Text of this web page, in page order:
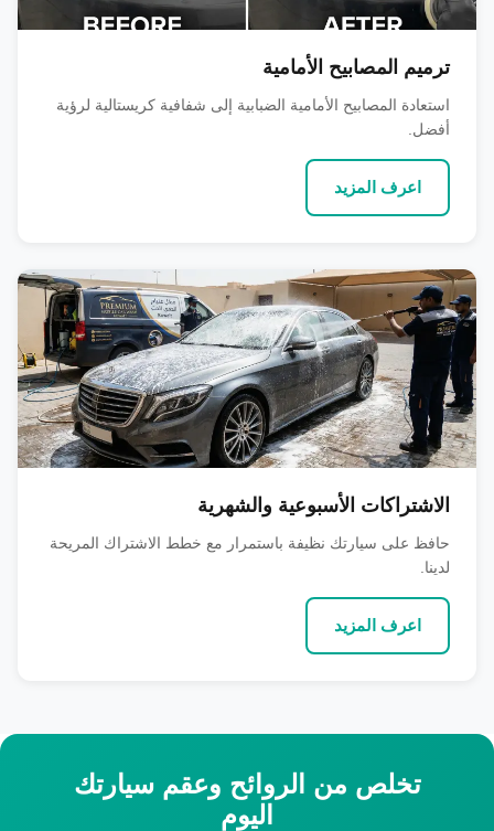
ترميم المصابيح الأمامية
استعادة المصابيح الأمامية الضبابية إلى شفافية كريستالية لرؤية
أفضل.
اعرف المزيد
الاشتراكات الأسبوعية والشهرية
حافظ على سيارتك نظيفة باستمرار مع خطط الاشتراك المريحة
لدينا.
اعرف المزيد
تخلص من الروائح وعقم سيارتك
اليوم